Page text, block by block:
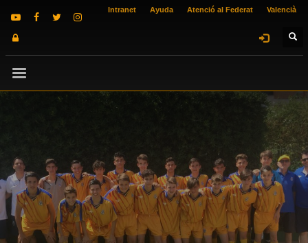
Intranet Ayuda Atenció al Federat Valencià